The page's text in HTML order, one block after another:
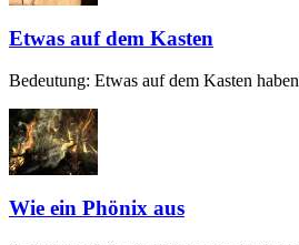
Etwas auf dem Kasten
Bedeutung: Etwas auf dem Kasten
Wie ein Phönix aus